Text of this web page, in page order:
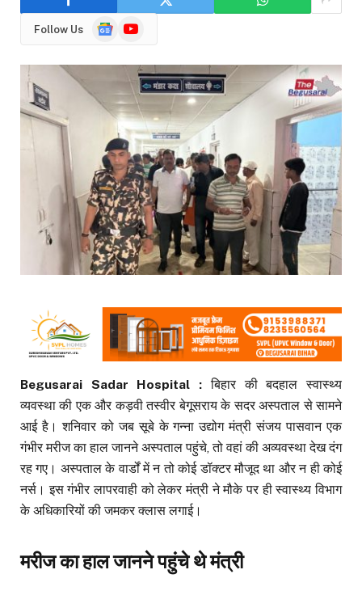
Follow Us
GoogleYouTube
Begusarai Sadar Hospital :बिहार की बदहाल स्वास्थ्य
व्यवस्था की एक और कड़वी तस्वीर बेगूसराय के सदर अस्पताल से सामने
आई है। शनिवार को जब सूबे के गन्ना उद्योग मंत्री संजय पासवान एक
गंभीर मरीज का हाल जानने अस्पताल पहुंचे, तो वहां की अव्यवस्था देख दंग
रह गए। अस्पताल के वार्डों में न तो कोई डॉक्टर मौजूद था और न ही कोई
नर्स। इस गंभीर लापरवाही को लेकर मंत्री ने मौके पर ही स्वास्थ्य विभाग
के अधिकारियों की जमकर क्लास लगाई।
मरीज का हाल जानने पहुंचे थे मंत्री